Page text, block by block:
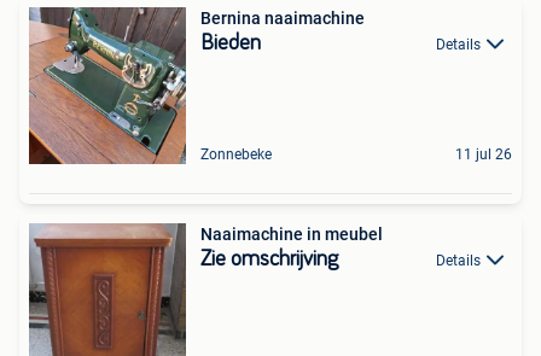
Bernina naaimachine
Bieden Details
Zonnebeke 11 jul 26
Naaimachine in meubel
Zie omschrijving Details